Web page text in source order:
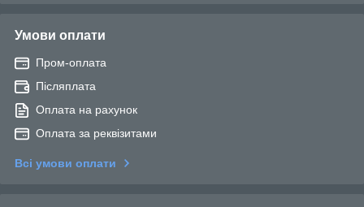
Умови оплати
Пром-оплата
Післяплата
Оплата на рахунок
Оплата за реквізитами
Всі умови оплати